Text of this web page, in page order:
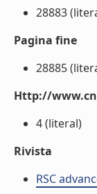
28883
Pagina fine
28885
Http://
4 (literal)
Rivista
RSC